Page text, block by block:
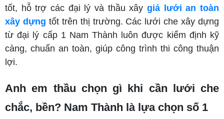
tốt, hỗ trợ các đại lý và thầu xây giá lưới an toàn
xây dựng tốt trên thị trường. Các lưới che xây dựng
từ đại lý cấp 1 Nam Thành luôn được kiểm định kỹ
càng, chuẩn an toàn, giúp công trình thi công thuận
lợi.
Anh em thầu chọn gì khi cần lưới che
chắc, bền? Nam Thành là lựa chọn số 1